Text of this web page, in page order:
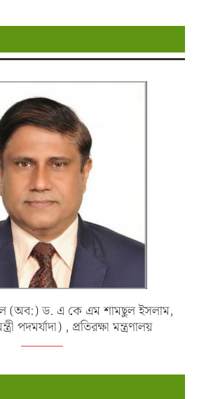
(অব:) ড. এ কে এম শামছুল ইসলাম,
পদমর্যাদা) , প্রতিরক্ষা মন্ত্রণালয়